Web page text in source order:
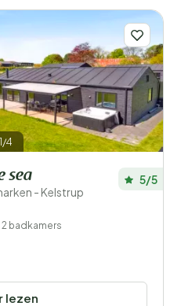
1/4
sea
- Kelstrup
5/5
2 badkamers
lezen